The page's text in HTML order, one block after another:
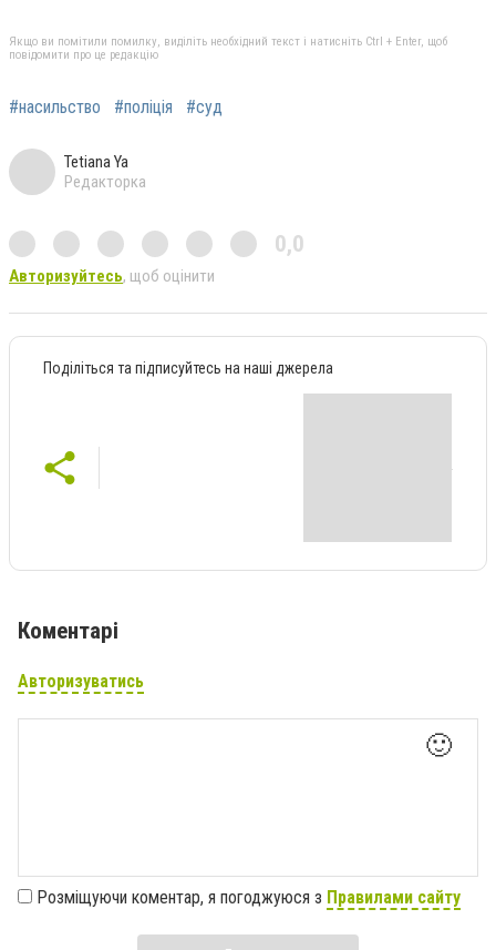
Якщо ви помітили помилку, виділіть необхідний текст і натисніть Ctrl + Enter, щоб
повідомити про це редакцію
#насильство #поліція #суд
Tetiana Ya
Редакторка
0,0
Авторизуйтесь, щоб оцінити
Поділіться та підписуйтесь на наші джерела
Коментарі
Авторизуватись
🙂
Розміщуючи коментар, я погоджуюся з Правилами сайту